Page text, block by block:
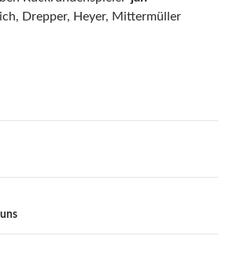
Drepper, Heyer, Mittermüller